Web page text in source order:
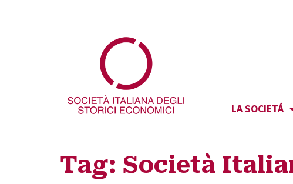
LA SOCIETÁ
Tag: Società